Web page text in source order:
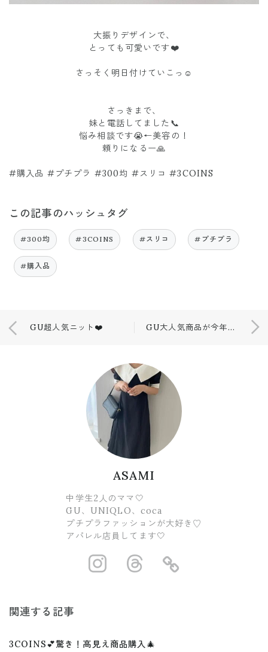
大振りデザインで、
とっても可愛いです❤️
さっそく明日付けていこっ☺️
さっきまで、
妹と電話してました📞
悩み相談です😭←美容の！
頼りになるー🙏
#購入品 #プチプラ #300均 #スリコ #3COINS
この記事のハッシュタグ
#300均 #3COINS #スリコ #プチプラ
#購入品
GU超人気ニット❤️ GU大人気商品が今年も❤️
ASAMI
中学生2人のママ🤍
GU、UNIQLO、coca
プチプラファッションが大好き♡
アパレル店員してます🤍
https://https://
関連する記事
3COINS💕驚き！高見え商品購入🎄